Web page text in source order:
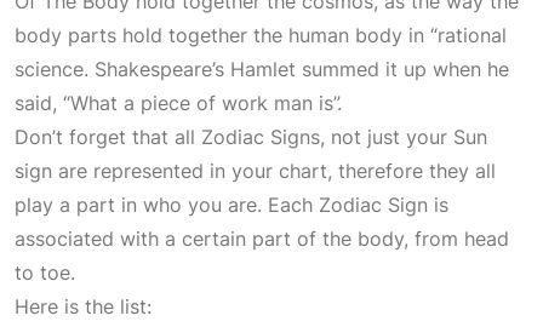
body parts hold together the human body in “rational
science. Shakespeare’s Hamlet summed it up when he
said, “What a piece of work man is”.
Don’t forget that all Zodiac Signs, not just your Sun
sign are represented in your chart, therefore they all
play a part in who you are. Each Zodiac Sign is
associated with a certain part of the body, from head
to toe.
Here is the list: